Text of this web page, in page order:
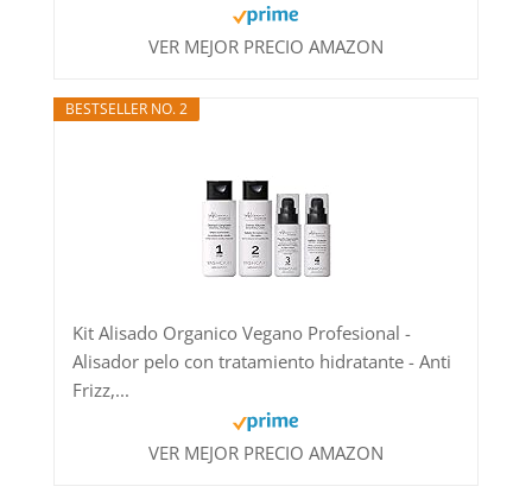
VER MEJOR PRECIO AMAZON
BESTSELLER NO. 2
Kit Alisado Organico Vegano Profesional -
Alisador pelo con tratamiento hidratante - Anti
Frizz,...
VER MEJOR PRECIO AMAZON